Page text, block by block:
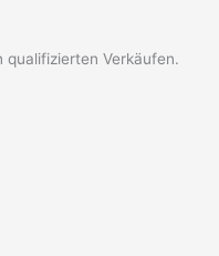
qualifizierten Verkäufen.